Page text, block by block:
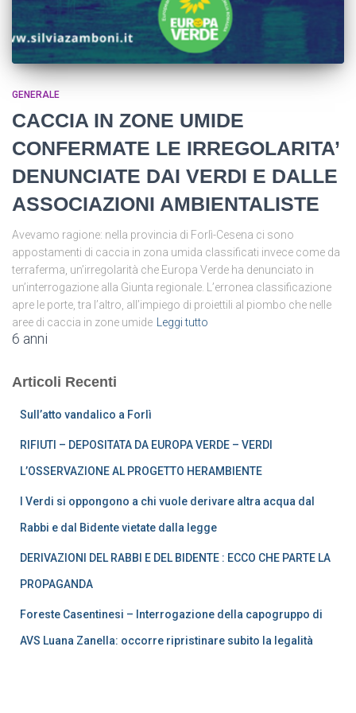
GENERALE
CACCIA IN ZONE UMIDE
CONFERMATE LE IRREGOLARITA’
DENUNCIATE DAI VERDI E DALLE
ASSOCIAZIONI AMBIENTALISTE
Avevamo ragione: nella provincia di Forlì-Cesena ci sono
appostamenti di caccia in zona umida classificati invece come da
terraferma, un’irregolarità che Europa Verde ha denunciato in
un’interrogazione alla Giunta regionale. L’erronea classificazione
apre le porte, tra l’altro, all’impiego di proiettili al piombo che nelle
aree di caccia in zone umide
Leggi tutto
6 anni
Articoli Recenti
Sull’atto vandalico a Forlì
RIFIUTI – DEPOSITATA DA EUROPA VERDE – VERDI
L’OSSERVAZIONE AL PROGETTO HERAMBIENTE
I Verdi si oppongono a chi vuole derivare altra acqua dal
Rabbi e dal Bidente vietate dalla legge
DERIVAZIONI DEL RABBI E DEL BIDENTE : ECCO CHE PARTE LA
PROPAGANDA
Foreste Casentinesi – Interrogazione della capogruppo di
AVS Luana Zanella: occorre ripristinare subito la legalità